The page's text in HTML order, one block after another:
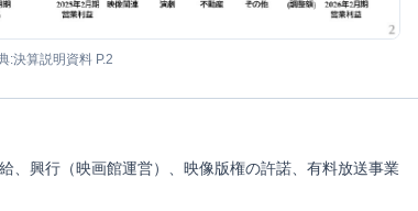
:決算説明資料 P.2
、興行（映画館運営）、映像版権の許諾、有料放送事業